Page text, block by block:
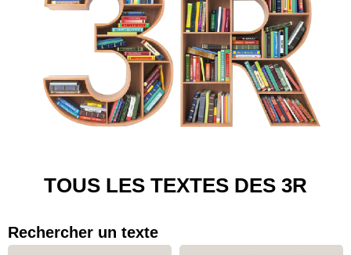
TOUS LES TEXTES DES 3R
Rechercher un texte